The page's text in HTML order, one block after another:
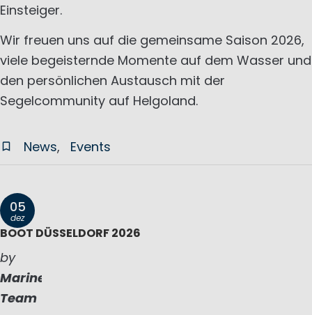
Einsteiger.
Wir freuen uns auf die gemeinsame Saison 2026,
viele begeisternde Momente auf dem Wasser und
den persönlichen Austausch mit der
Segelcommunity auf Helgoland.
News Events
05
dez
BOOT DÜSSELDORF 2026
by
Marinepool
Team